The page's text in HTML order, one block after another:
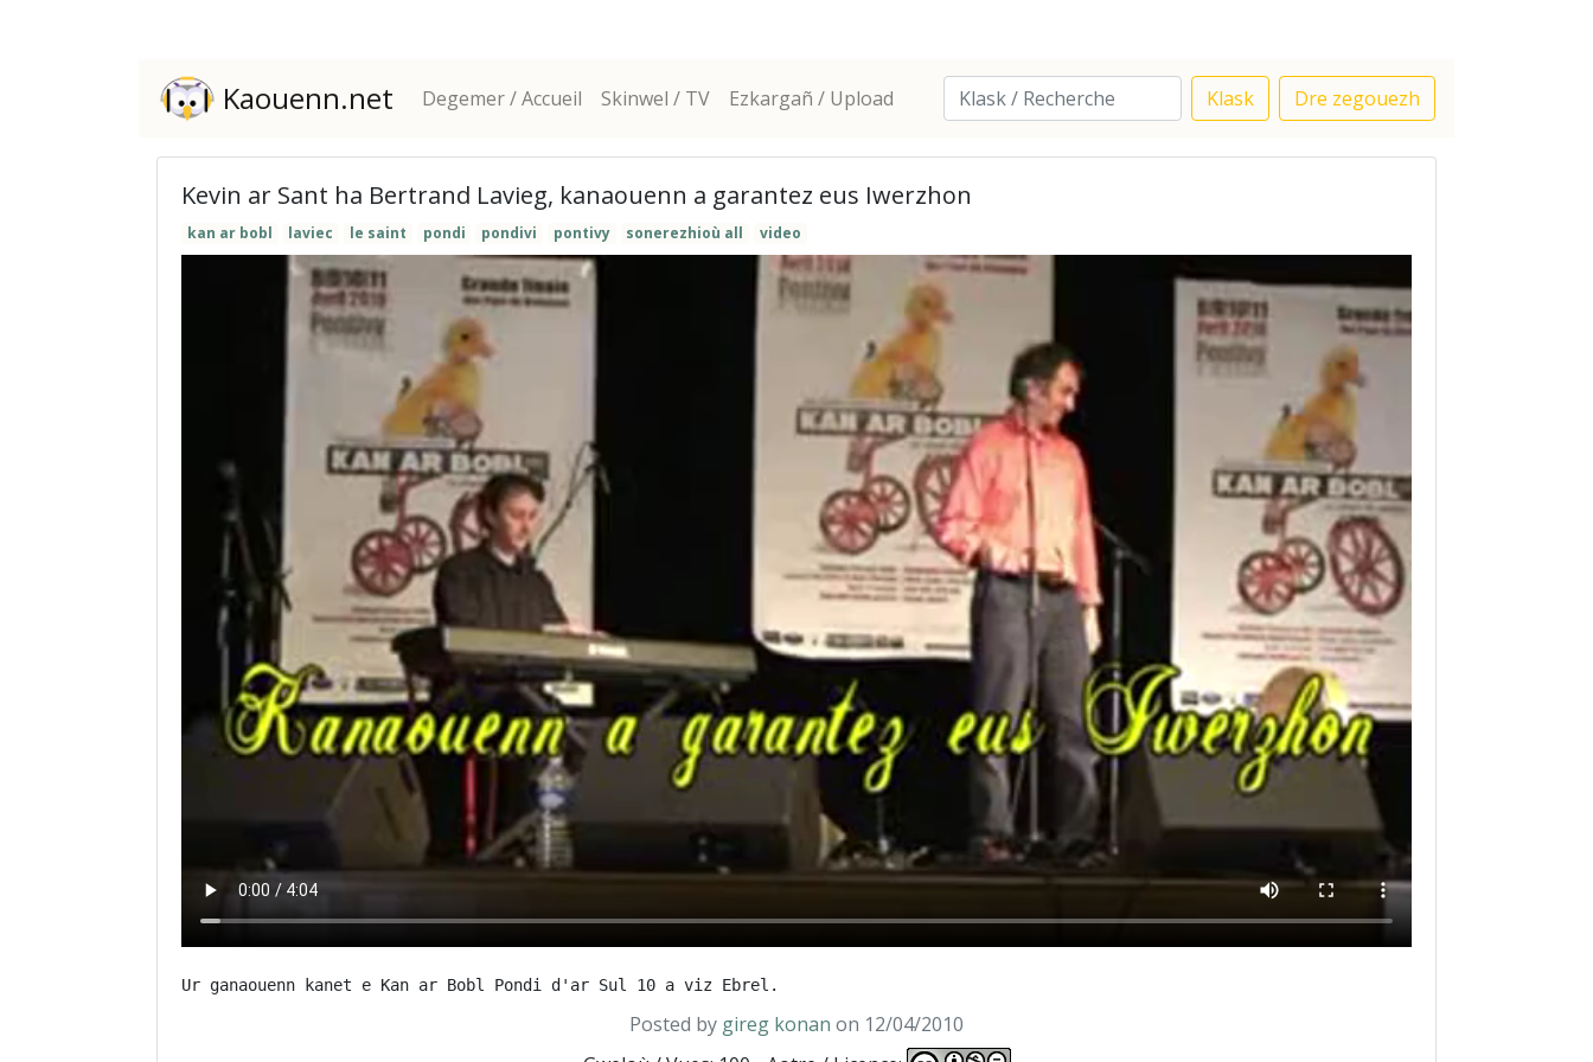
Kaouenn.net Degemer / Accueil Skinwel / TV Ezkargañ / Upload Klask Dre zegouezh
Kevin ar Sant ha Bertrand Lavieg, kanaouenn a garantez eus Iwerzhon
kan ar bobl laviec le saint pondi pondivi pontivy sonerezhioù all video
Posted by gireg konan on 12/04/2010